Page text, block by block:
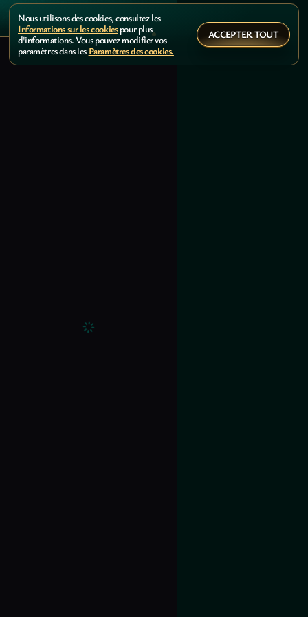
Nous utilisons des cookies, consultez les
Informations sur les cookiespour plus
d'informations. Vous pouvez modifier vos
paramètres dans les Paramètres des cookies.
ACCEPTER TOUT